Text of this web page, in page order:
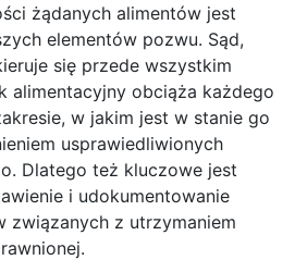
żądanych alimentów jest
elementów pozwu. Sąd,
się przede wszystkim
alimentacyjny obciąża każdego
w jakim jest w stanie go
usprawiedliwionych
Dlatego też kluczowe jest
i udokumentowanie
związanych z utrzymaniem